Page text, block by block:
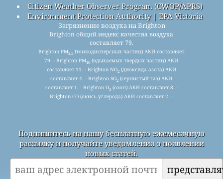
Citizen Weather Observer Program (CWOP/APRS)
Environment Protection Authority | EPA Victoria
Загрязнение воздуха на Brighton
Brighton общий индекс качества воздуха
составляет 79.
Brighton PM2.5 (тонкодисперсных частиц) АКИ составляет
79. - Brighton PM10 (вдыхаемых твердых частиц) АКИ
составляет 11. - Brighton NO2(диоксида азота) АКИ
составляет 4. - Brighton SO2 (сернистый газ) АКИ
составляет 1. - Brighton O3(озон) АКИ составляет 8. -
Brighton CO (окись углерода) АКИ составляет 2. -
Подпишитесь на нашу бесплатную ежемесячную
рассылку и получайте уведомления о появлении
новых статей.